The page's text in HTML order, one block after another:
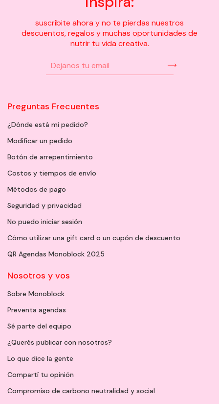
suscribite ahora y no te pierdas nuestros
descuentos, regalos y muchas oportunidades de
nutrir tu vida creativa.
Preguntas Frecuentes
¿Dónde está mi pedido?
Modificar un pedido
Botón de arrepentimiento
Costos y tiempos de envío
Métodos de pago
Seguridad y privacidad
No puedo iniciar sesión
Cómo utilizar una gift card o un cupón de descuento
QR Agendas Monoblock 2025
Nosotros y vos
Sobre Monoblock
Preventa agendas
Sé parte del equipo
¿Querés publicar con nosotros?
Lo que dice la gente
Compartí tu opinión
Compromiso de carbono neutralidad y social